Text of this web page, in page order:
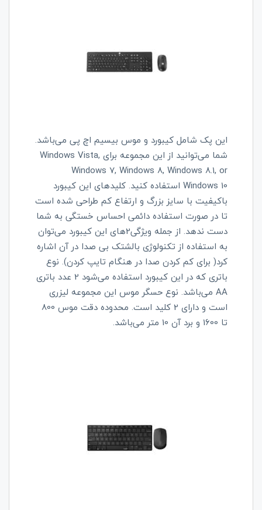
این پک شامل کیبورد و موس بیسیم اچ پی می‌باشد.
شما می‌توانید از این مجموعه برای Windows Vista,
Windows 7, Windows 8, Windows 8.1, or
Windows 10 استفاده کنید. کلیدهای این کیبورد
باکیفیت با سایز بزرگ و ارتفاع کم طراحی شده است
تا در صورت استفاده دائمی احساس خستگی به شما
دست ندهد. از جمله ویژگی2های این کیبورد می‌توان
به استفاده از تکنولوژی بالشتک بی صدا در آن اشاره
کرد( برای کم کردن صدا در هنگام تایپ کردن). نوع
باتری که در این کیبورد استفاده می‌شود 2 عدد باتری
AA می‌باشد. نوع حسگر موس این مجموعه لیزری
است و دارای 2 کلید است. محدوده دقت موس 800
تا 1600 و برد آن 10 متر می‌باشد.